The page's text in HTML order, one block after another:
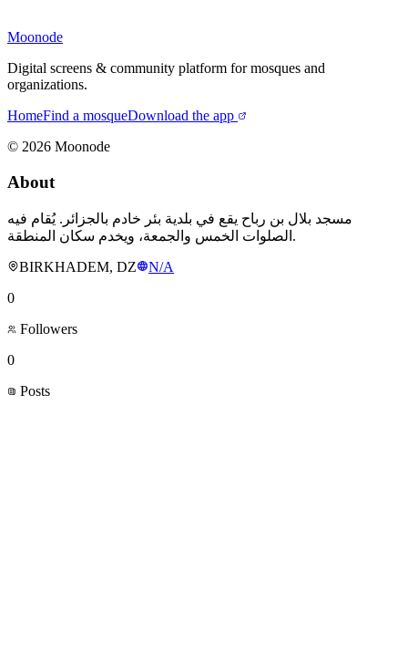
Moonode
Digital screens & community platform for mosques and
organizations.
HomeFind a mosqueDownload the app
© 2026 Moonode
About
مسجد بلال بن رباح يقع في بلدية بئر خادم بالجزائر. يُقام فيه
الصلوات الخمس والجمعة، ويخدم سكان المنطقة.
BIRKHADEM, DZ
N/A
0
Followers
0
Posts